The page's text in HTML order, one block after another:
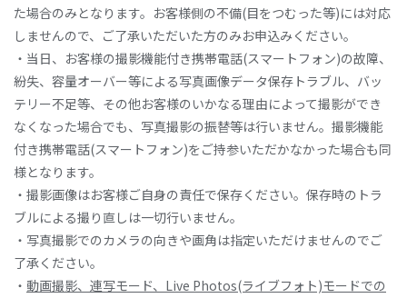
た場合のみとなります。お客様側の不備(目をつむった等)には対応
しませんので、ご了承いただいた方のみお申込みください。
・当日、お客様の撮影機能付き携帯電話(スマートフォン)の故障、
紛失、容量オーバー等による写真画像データ保存トラブル、バッ
テリー不足等、その他お客様のいかなる理由によって撮影ができ
なくなった場合でも、写真撮影の振替等は行いません。撮影機能
付き携帯電話(スマートフォン)をご持参いただかなかった場合も同
様となります。
・撮影画像はお客様ご自身の責任で保存ください。保存時のトラ
ブルによる撮り直しは一切行いません。
・写真撮影でのカメラの向きや画角は指定いただけませんのでご
了承ください。
・ 動画撮影、連写モード、Live Photos(ライブフォト)モードでの